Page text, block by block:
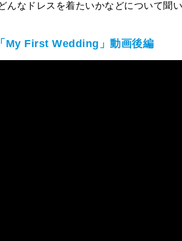
んなドレスを着たいかなどについて聞
My First Wedding 」動画後編